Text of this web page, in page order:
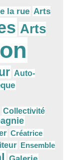
la rue Arts
Arts
Auto-
Collectivité
Créatrice
Ensemble